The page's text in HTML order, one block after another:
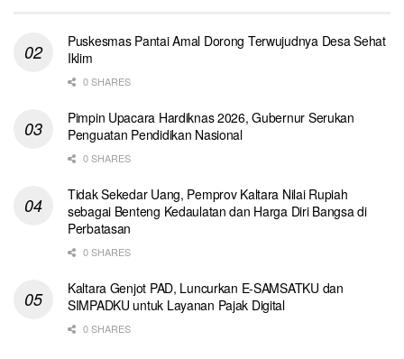
Puskesmas Pantai Amal Dorong Terwujudnya Desa Sehat
Iklim
0 SHARES
Pimpin Upacara Hardiknas 2026, Gubernur Serukan
Penguatan Pendidikan Nasional
0 SHARES
Tidak Sekedar Uang, Pemprov Kaltara Nilai Rupiah
sebagai Benteng Kedaulatan dan Harga Diri Bangsa di
Perbatasan
0 SHARES
Kaltara Genjot PAD, Luncurkan E-SAMSATKU dan
SIMPADKU untuk Layanan Pajak Digital
0 SHARES